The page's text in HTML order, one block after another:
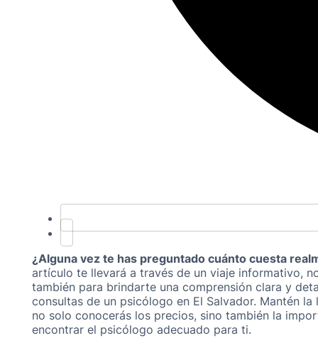
¿Alguna vez te has preguntado cuánto cuesta
artículo te llevará a través de un viaje informativo,
también para brindarte una comprensión clara y
consultas de un psicólogo en El Salvador. Mantén
no solo conocerás los precios, sino también la
encontrar el psicólogo adecuado para ti.